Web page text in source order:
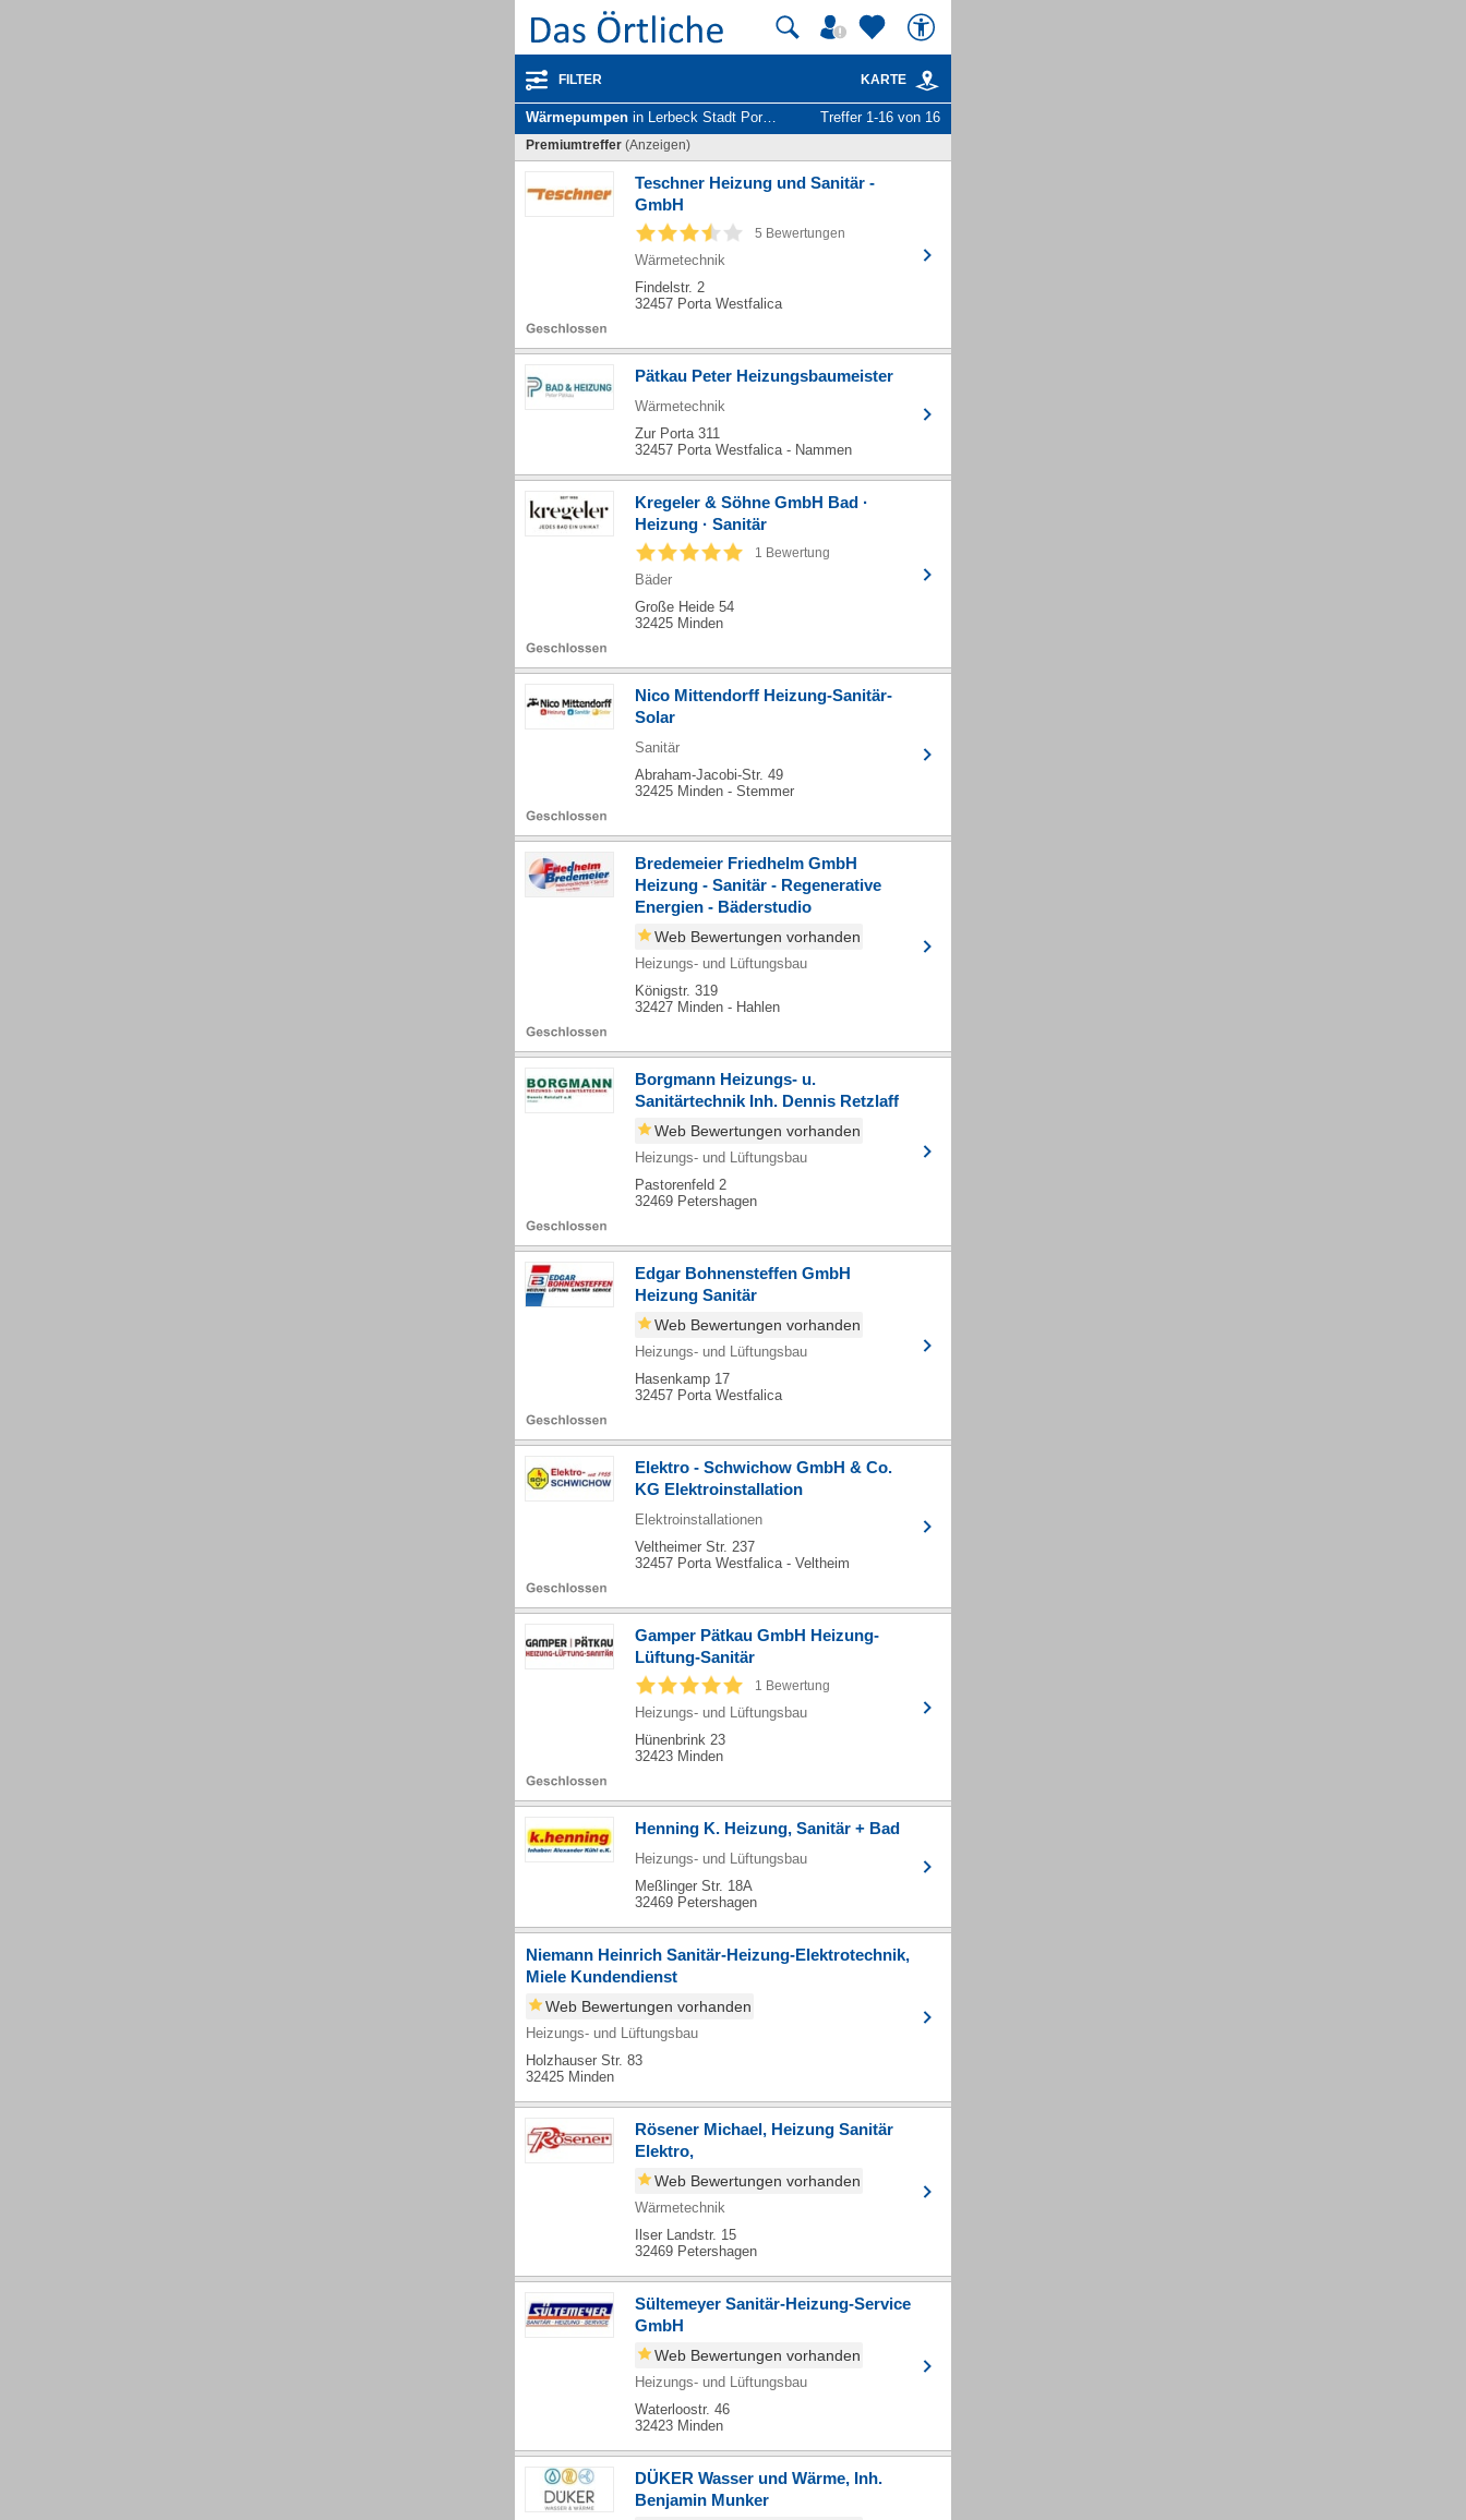
FILTER KARTE
Wärmepumpen in Lerbeck Stadt Porta Westfalica Treffer 1-16 von 16
Premiumtreffer (Anzeigen)
Teschner Heizung und Sanitär -
GmbH
5 Bewertungen
Wärmetechnik
Findelstr. 2
32457 Porta Westfalica
Pätkau Peter Heizungsbaumeister
Wärmetechnik
Zur Porta 311
32457 Porta Westfalica - Nammen
Kregeler & Söhne GmbH Bad ·
Heizung · Sanitär
1 Bewertung
Bäder
Große Heide 54
32425 Minden
Nico Mittendorff Heizung-Sanitär-
Solar
Sanitär
Abraham-Jacobi-Str. 49
32425 Minden - Stemmer
Bredemeier Friedhelm GmbH
Heizung - Sanitär - Regenerative
Energien - Bäderstudio
Web Bewertungen vorhanden
Heizungs- und Lüftungsbau
Königstr. 319
32427 Minden - Hahlen
Borgmann Heizungs- u.
Sanitärtechnik Inh. Dennis Retzlaff
Web Bewertungen vorhanden
Heizungs- und Lüftungsbau
Pastorenfeld 2
32469 Petershagen
Edgar Bohnensteffen GmbH
Heizung Sanitär
Web Bewertungen vorhanden
Heizungs- und Lüftungsbau
Hasenkamp 17
32457 Porta Westfalica
Elektro - Schwichow GmbH & Co.
KG Elektroinstallation
Elektroinstallationen
Veltheimer Str. 237
32457 Porta Westfalica - Veltheim
Gamper Pätkau GmbH Heizung-
Lüftung-Sanitär
1 Bewertung
Heizungs- und Lüftungsbau
Hünenbrink 23
32423 Minden
Henning K. Heizung, Sanitär + Bad
Heizungs- und Lüftungsbau
Meßlinger Str. 18A
32469 Petershagen
Niemann Heinrich Sanitär-Heizung-Elektrotechnik,
Miele Kundendienst
Web Bewertungen vorhanden
Heizungs- und Lüftungsbau
Holzhauser Str. 83
32425 Minden
Rösener Michael, Heizung Sanitär
Elektro,
Web Bewertungen vorhanden
Wärmetechnik
Ilser Landstr. 15
32469 Petershagen
Sültemeyer Sanitär-Heizung-Service
GmbH
Web Bewertungen vorhanden
Heizungs- und Lüftungsbau
Waterloostr. 46
32423 Minden
DÜKER Wasser und Wärme, Inh.
Benjamin Munker